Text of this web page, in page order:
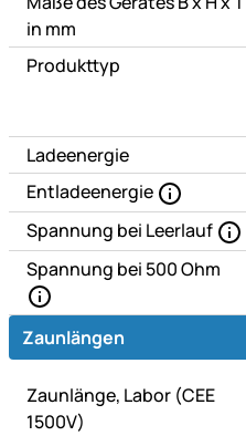
in mm
Produkttyp
Ladeenergie
Entladeenergie
Spannung bei Leerlauf
Spannung bei 500 Ohm
Zaunlängen
Zaunlänge, Labor (CEE
1500V)